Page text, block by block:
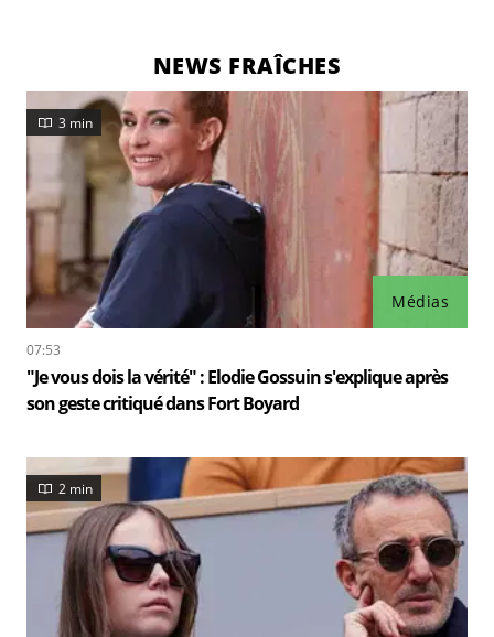
NEWS FRAÎCHES
Médias
3 min
07:53
"Je vous dois la vérité" : Elodie Gossuin s'explique après
son geste critiqué dans Fort Boyard
2 min